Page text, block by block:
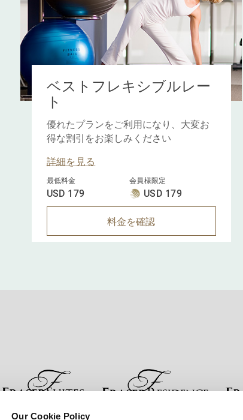
Our Cookie Policy
ベストフレキシブルレー
ト
優れたプランをご利用になり、大変お
得な割引をお楽しみください
詳細を見る
最低料金
USD 179
会員様限定
USD 179
料金を確認